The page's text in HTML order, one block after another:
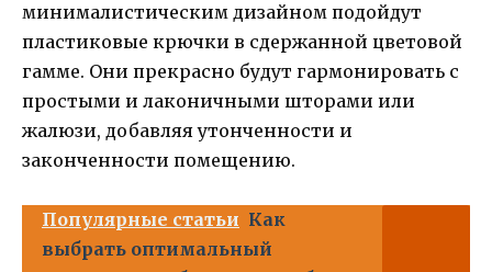
минималистическим дизайном подойдут
пластиковые крючки в сдержанной цветовой
гамме. Они прекрасно будут гармонировать с
простыми и лаконичными шторами или
жалюзи, добавляя утонченности и
законченности помещению.
Популярные статьи Как
выбрать оптимальный